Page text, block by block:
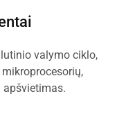
valymo ciklo,
apšvietimas.